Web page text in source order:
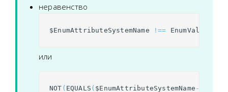
неравенство
$EnumAttributeSystemName !==
или
NOT ( EQUALS ( $EnumAttributeSystemName ->